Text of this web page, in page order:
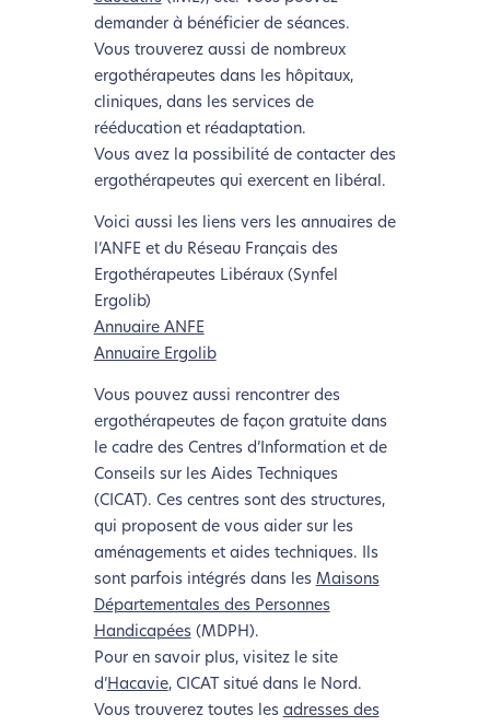
demander à bénéficier de séances.
Vous trouverez aussi de nombreux
ergothérapeutes dans les hôpitaux,
cliniques, dans les services de
rééducation et réadaptation.
Vous avez la possibilité de contacter des
ergothérapeutes qui exercent en libéral.
Voici aussi les liens vers les annuaires de
l’ANFE et du Réseau Français des
Ergothérapeutes Libéraux (Synfel
Ergolib)
Annuaire ANFE
Annuaire Ergolib
Vous pouvez aussi rencontrer des
ergothérapeutes de façon gratuite dans
le cadre des Centres d’Information et de
Conseils sur les Aides Techniques
(CICAT). Ces centres sont des structures,
qui proposent de vous aider sur les
aménagements et aides techniques. Ils
sont parfois intégrés dans les Maisons
Départementales des Personnes
Handicapées(MDPH).
Pour en savoir plus, visitez le site
d’Hacavie, CICAT situé dans le Nord.
Vous trouverez toutes les adresses des